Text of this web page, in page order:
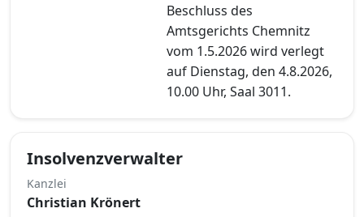
Beschluss des
Amtsgerichts Chemnitz
vom 1.5.2026 wird verlegt
auf Dienstag, den 4.8.2026,
10.00 Uhr, Saal 3011.
Insolvenzverwalter
Kanzlei
Christian Krönert